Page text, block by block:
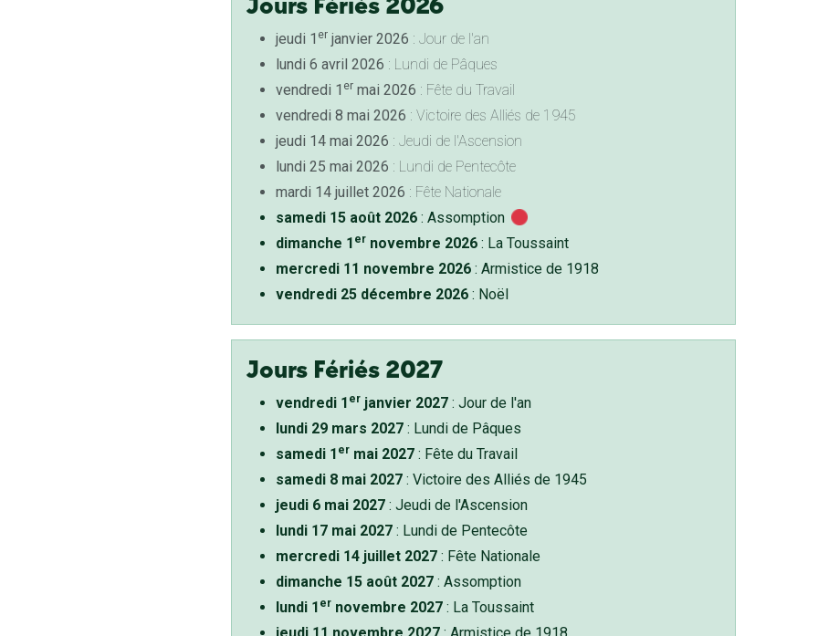
jeudi 1 erjanvier 2026 : Jour de l'an
lundi 6 avril 2026 : Lundi de Pâques
vendredi 1 ermai 2026 : Fête du Travail
vendredi 8 mai 2026 : Victoire des Alliés de 1945
jeudi 14 mai 2026 : Jeudi de l'Ascension
lundi 25 mai 2026 : Lundi de Pentecôte
mardi 14 juillet 2026 : Fête Nationale
samedi 15 août 2026: Assomption
dimanche 1 ernovembre 2026: La Toussaint
mercredi 11 novembre 2026: Armistice de 1918
vendredi 25 décembre 2026: Noël
Jours Fériés 2027
vendredi 1 erjanvier 2027: Jour de l'an
lundi 29 mars 2027: Lundi de Pâques
samedi 1 ermai 2027: Fête du Travail
samedi 8 mai 2027: Victoire des Alliés de 1945
jeudi 6 mai 2027: Jeudi de l'Ascension
lundi 17 mai 2027: Lundi de Pentecôte
mercredi 14 juillet 2027: Fête Nationale
dimanche 15 août 2027: Assomption
lundi 1 ernovembre 2027: La Toussaint
jeudi 11 novembre 2027: Armistice de 1918